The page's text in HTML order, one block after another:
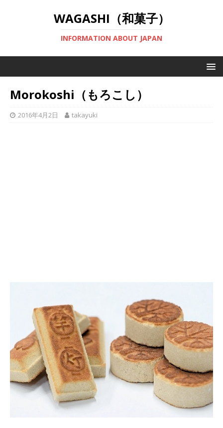
WAGASHI（和菓子）
INFORMATION ABOUT JAPAN
Morokoshi（もろこし）
2016年4月2日 takayuki